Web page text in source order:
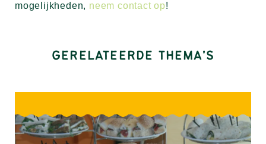
mogelijkheden, neem contact op!
GERELATEERDE THEMA'S